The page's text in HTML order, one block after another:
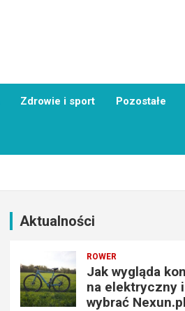
Zdrowie i sport Pozostałe
Aktualności
ROWER
Jak wygląda
na elektryczny
wybrać